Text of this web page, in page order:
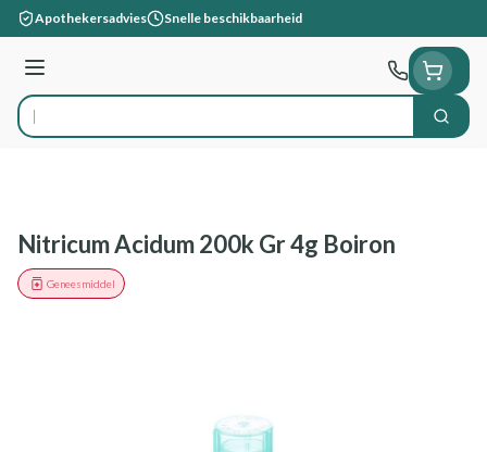
Ga naar de inhoud
Apothekersadvies Snelle beschikbaarheid
Menu
Product, merk, categorie... Zoek
Nitricum Acidum 200k Gr 4g Boiron
Geneesmiddel